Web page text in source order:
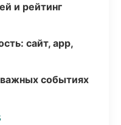
и рейтинг
сайт, app,
событиях